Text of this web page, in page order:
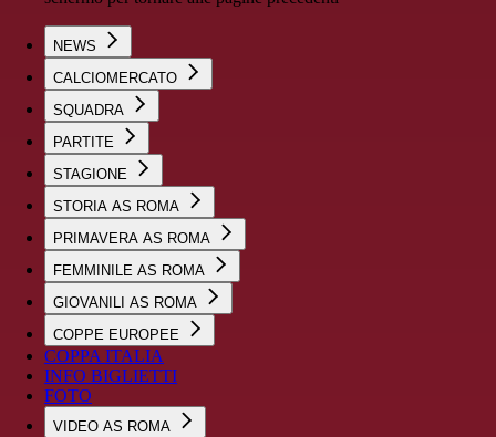
NEWS
CALCIOMERCATO
SQUADRA
PARTITE
STAGIONE
STORIA AS ROMA
PRIMAVERA AS ROMA
FEMMINILE AS ROMA
GIOVANILI AS ROMA
COPPE EUROPEE
COPPA ITALIA
INFO BIGLIETTI
FOTO
VIDEO AS ROMA